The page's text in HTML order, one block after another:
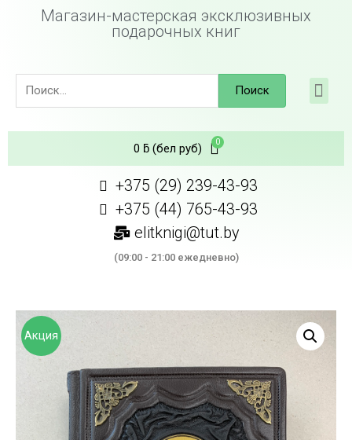
Магазин-мастерская эксклюзивных
подарочных книг
Поиск
0 ƃ(бел руб)
+375 (29) 239-43-93
+375 (44) 765-43-93
elitknigi@tut.by
(09:00 - 21:00 ежедневно)
Акция